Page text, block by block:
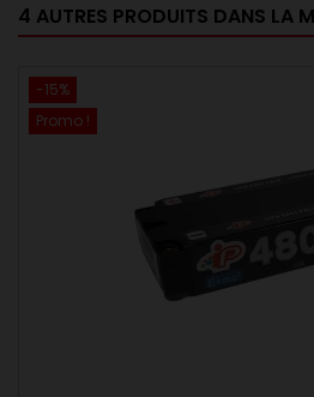
4 AUTRES PRODUITS DANS LA
-15%
Promo !